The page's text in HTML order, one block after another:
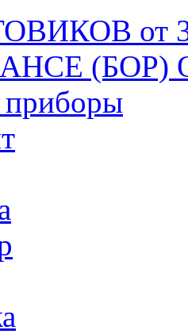
от
(БОР)
приборы